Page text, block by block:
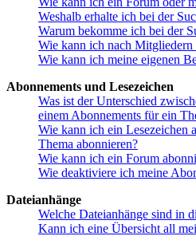
Weshalb erhalte ich bei der
Warum bekomme ich bei der
Wie kann ich nach Mitgliedern
Wie kann ich meine eigenen
Abonnements und Lesezeichen
Was ist der Unterschied
einem Abonnements für ein
Wie kann ich ein Lesezeichen
Thema abonnieren?
Wie kann ich ein Forum
Wie deaktiviere ich meine
Dateianhänge
Welche Dateianhänge sind in
Kann ich eine Übersicht all